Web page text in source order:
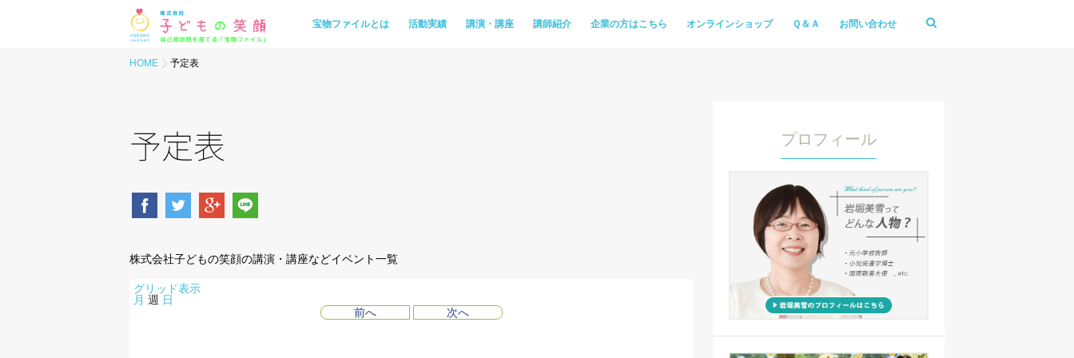
宝物ファイルとは 活動実績 講演・講座 講師紹介 企業の方はこちら オンラインショップ Ｑ＆Ａ お問い合わせ
HOME 予定表
予定表
株式会社子どもの笑顔の講演・講座などイベント一覧
グリッド表示
月 週 日
前へ
次へ
プロフィール